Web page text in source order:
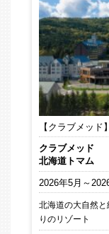
【クラブメッド】
クラブメッド
北海道トマム
2026年5月～
北海道の大自然
りのリゾート